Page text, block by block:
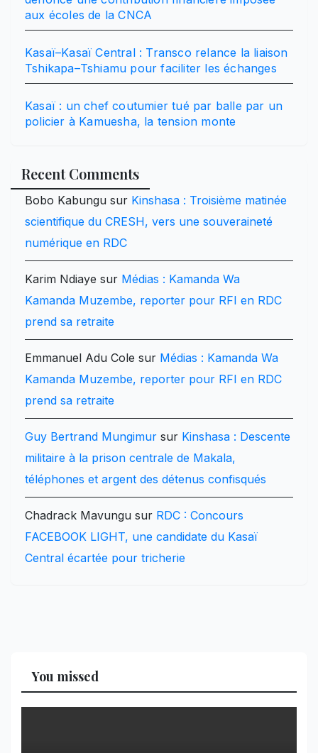
aux écoles de la CNCA
Kasaï–Kasaï Central : Transco relance la liaison
Tshikapa–Tshiamu pour faciliter les échanges
Kasaï : un chef coutumier tué par balle par un
policier à Kamuesha, la tension monte
Recent Comments
Bobo Kabungu sur Kinshasa : Troisième matinée
scientifique du CRESH, vers une souveraineté
numérique en RDC
Karim Ndiaye sur Médias : Kamanda Wa
Kamanda Muzembe, reporter pour RFI en RDC
prend sa retraite
Emmanuel Adu Cole sur Médias : Kamanda Wa
Kamanda Muzembe, reporter pour RFI en RDC
prend sa retraite
Guy Bertrand Mungimur sur Kinshasa : Descente
militaire à la prison centrale de Makala,
téléphones et argent des détenus confisqués
Chadrack Mavungu sur RDC : Concours
FACEBOOK LIGHT, une candidate du Kasaï
Central écartée pour tricherie
You missed